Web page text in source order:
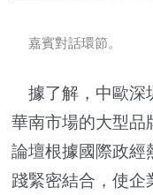
嘉賓對話環節。
據了解，中歐深
華南市場的大型品
論壇根據國際政經
踐緊密結合，使企